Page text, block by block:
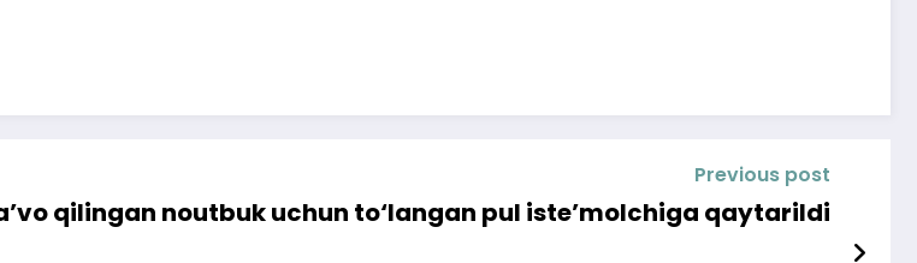
Previous post
qilingan noutbuk uchun to‘langan pul iste’molchiga qaytarildi